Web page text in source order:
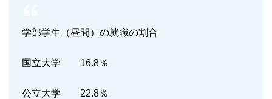
学部学生（昼間）の就職の割合
国立大学 16.8％
公立大学 22.8％